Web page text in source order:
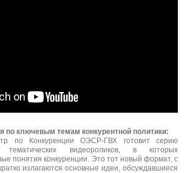
по ключевым темам конкурентной политики:
по Конкуренции ОЭСР-ГВХ готовит серию
тематических видеороликов, в которых
понятия конкуренции. Это тот новый формат, с
излагаются основные идеи, обсуждавшиеся